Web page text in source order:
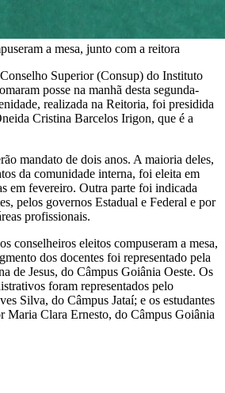
a mesa, junto com a reitora
Superior (Consup) do Instituto
posse na manhã desta segunda-
realizada na Reitoria, foi presidida
Cristina Barcelos Irigon, que é a
mandato de dois anos. A maioria deles,
da comunidade interna, foi eleita em
em fevereiro. Outra parte foi indicada
pelos governos Estadual e Federal e por
profissionais.
conselheiros eleitos compuseram a mesa,
dos docentes foi representado pela
de Jesus, do Câmpus Goiânia Oeste. Os
foram representados pelo
Silva, do Câmpus Jataí; e os estudantes
Maria Clara Ernesto, do Câmpus Goiânia